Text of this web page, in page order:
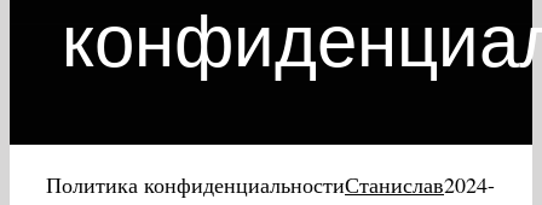
Политика конфиденциальностиСтанислав2024-